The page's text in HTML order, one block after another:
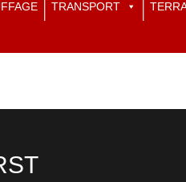
TRANSPORT